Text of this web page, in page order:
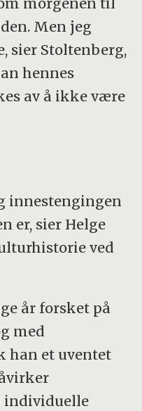
Men jeg
sier Stoltenberg,
hennes
av å ikke være
innestengingen
er, sier Helge
ved
år forsket på
med
han et uventet
individuelle